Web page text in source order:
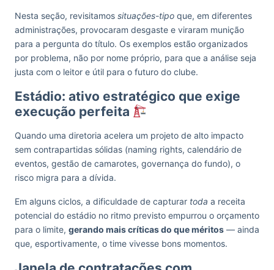
Nesta seção, revisitamos situações-tipo que, em diferentes
administrações, provocaram desgaste e viraram munição
para a pergunta do título. Os exemplos estão organizados
por problema, não por nome próprio, para que a análise seja
justa com o leitor e útil para o futuro do clube.
Estádio: ativo estratégico que exige
execução perfeita
Quando uma diretoria acelera um projeto de alto impacto
sem contrapartidas sólidas (naming rights, calendário de
eventos, gestão de camarotes, governança do fundo), o
risco migra para a dívida.
Em alguns ciclos, a dificuldade de capturar toda a receita
potencial do estádio no ritmo previsto empurrou o orçamento
para o limite, gerando mais críticas do que méritos — ainda
que, esportivamente, o time vivesse bons momentos.